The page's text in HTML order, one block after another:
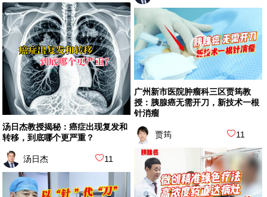
汤日杰教授揭秘：癌症出现复发和
转移，到底哪个更严重？
汤日杰 11
广州新市医院肿瘤科三区贾筠教
授：胰腺癌无需开刀，新技术一根
针消瘤
贾筠 11